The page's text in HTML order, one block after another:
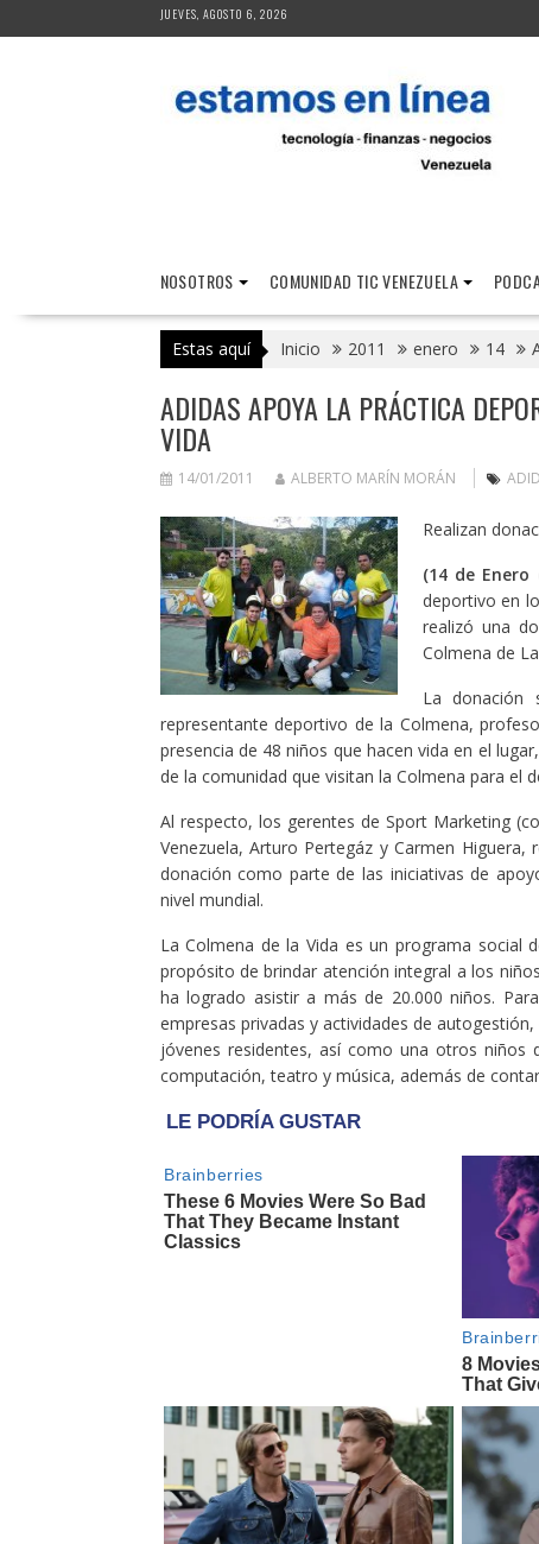
al
JUEVES, AGOSTO 6, 2026
NOSOTROS COMUNIDAD TIC VENEZUELA
Estas aquí Inicio 2011 enero 14
ADIDAS APOYA LA PRÁCTICA
VIDA
14/01/2011 ALBERTO MARÍN MORÁN
Realizan
(14 de Enero
deportivo en
realizó una
Colmena de
La donación
representante deportivo de la Colmena,
presencia de 48 niños que hacen vida en el
de la comunidad que visitan la Colmena para el
Al respecto, los gerentes de Sport Marketing
Venezuela, Arturo Pertegáz y Carmen
donación como parte de las iniciativas de
nivel mundial.
La Colmena de la Vida es un programa social
propósito de brindar atención integral a los
ha logrado asistir a más de 20.000 niños.
empresas privadas y actividades de
jóvenes residentes, así como una otros niños
computación, teatro y música, además de